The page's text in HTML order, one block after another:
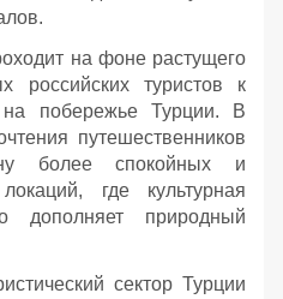
на фоне растущего
российских туристов к
на побережье Турции. В
путешественников
более спокойных и
где культурная
дополняет природный
сектор Турции